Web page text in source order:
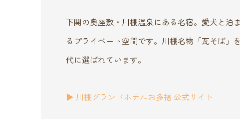
下関の奥座敷・川棚温泉にある名宿。愛犬と泊
るプライベート空間です。川棚名物「瓦そば」
代に選ばれています。
▶︎ 川棚グランドホテルお多福 公式サイト